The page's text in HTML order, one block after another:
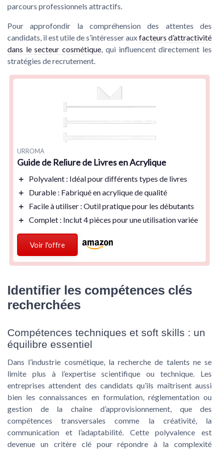
parcours professionnels attractifs.
Pour approfondir la compréhension des attentes des
candidats, il est utile de s’intéresser auxfacteurs d’attractivité
dans le secteur cosmétique, qui influencent directement les
stratégies de recrutement.
URROMA
Guide de Reliure de Livres en Acrylique
＋ Polyvalent : Idéal pour différents types de livres
＋
Durable : Fabriqué en acrylique de qualité
＋
Facile à utiliser : Outil pratique pour les débutants
＋ Complet : Inclut 4 pièces pour une utilisation variée
Voir l'offre
Identifier les compétences clés
recherchées
Compétences techniques et soft skills : un
équilibre essentiel
Dans l’industrie cosmétique, la recherche de talents ne se
limite plus à l’expertise scientifique ou technique. Les
entreprises attendent des candidats qu’ils maîtrisent aussi
bien les connaissances en formulation, réglementation ou
gestion de la chaîne d’approvisionnement, que des
compétences transversales comme la créativité, la
communication et l’adaptabilité. Cette polyvalence est
devenue un critère clé pour répondre à la complexité